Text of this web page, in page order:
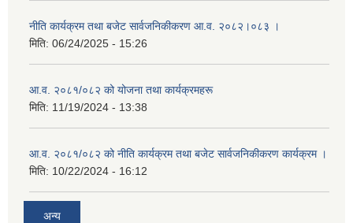
नीति कार्यक्रम तथा बजेट सार्वजनिकीकरण आ.व. २०८२।०८३ ।
मिति: 06/24/2025 - 15:26
आ.व. २०८१/०८२ को योजना तथा कार्यक्रमहरू
मिति: 11/19/2024 - 13:38
आ.व. २०८१/०८२ को नीति कार्यक्रम तथा बजेट सार्वजनिकीकरण कार्यक्रम ।
मिति: 10/22/2024 - 16:12
अन्य